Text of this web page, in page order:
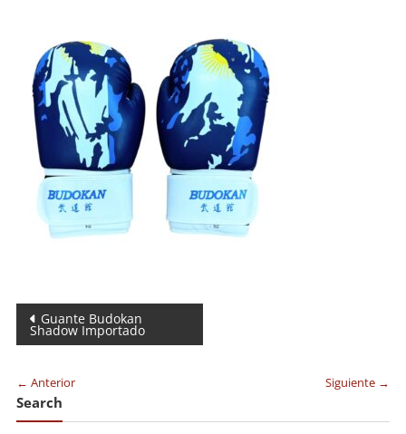
Navegación
de
entradas
Guante Budokan
Shadow Importado
← Anterior Siguiente →
Search